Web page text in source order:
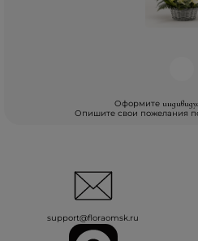
Оформите
Опишите свои пожелания
support@floraomsk.ru